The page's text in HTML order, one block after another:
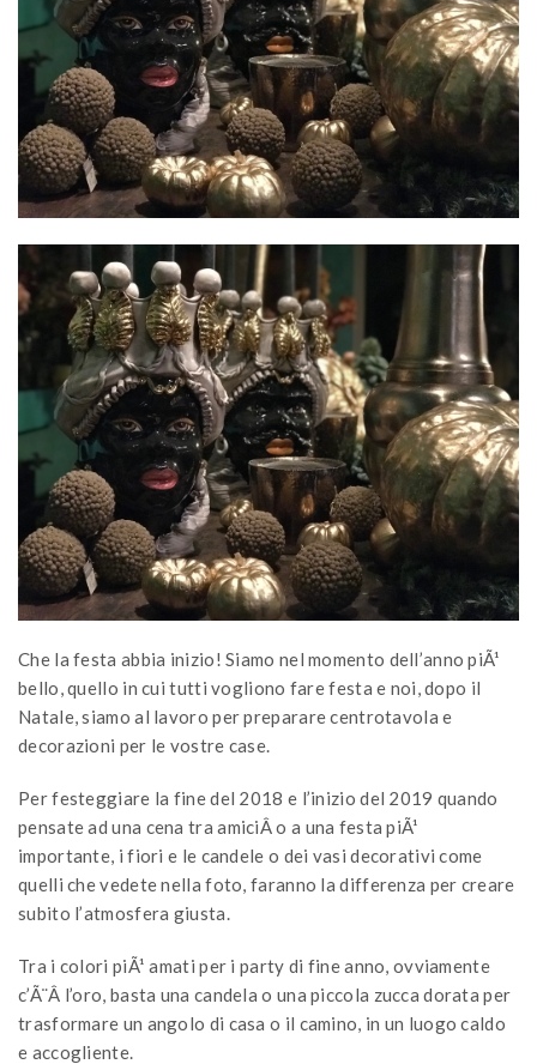
Che la festa abbia inizio! Siamo nel momento dell’anno piÃ¹
bello, quello in cui tutti vogliono fare festa e noi, dopo il
Natale, siamo al lavoro per preparare centrotavola e
decorazioni per le vostre case.
Per festeggiare la fine del 2018 e l’inizio del 2019 quando
pensate ad una cena tra amiciÂ o a una festa piÃ¹
importante, i fiori e le candele o dei vasi decorativi come
quelli che vedete nella foto, faranno la differenza per creare
subito l’atmosfera giusta.
Tra i colori piÃ¹ amati per i party di fine anno, ovviamente
c’Ã¨Â l’oro, basta una candela o una piccola zucca dorata per
trasformare un angolo di casa o il camino, in un luogo caldo
e accogliente.